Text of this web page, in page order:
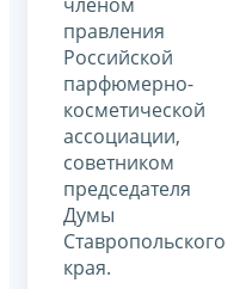
правления
Российской
парфюмерно-
косметической
ассоциации,
советником
председателя
Думы
Ставропольского
края.